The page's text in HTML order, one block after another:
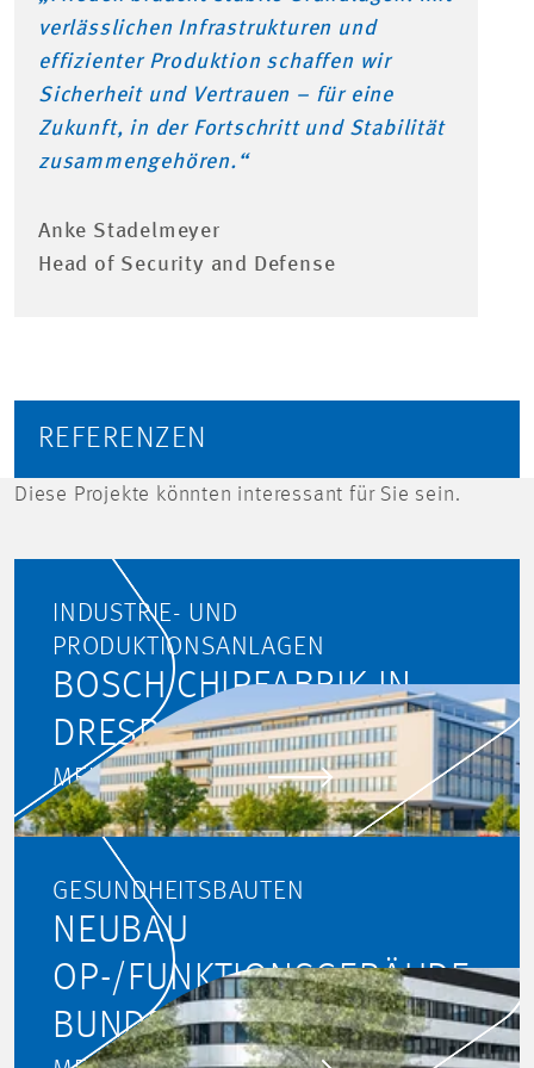
verlässlichen Infrastrukturen und
effizienter Produktion schaffen wir
Sicherheit und Vertrauen – für eine
Zukunft, in der Fortschritt und Stabilität
zusammengehören.“
Anke Stadelmeyer
Head of Security and Defense
REFERENZEN
Diese Projekte könnten interessant für Sie sein.
INDUSTRIE- UND
PRODUKTIONSANLAGEN
BOSCH CHIPFABRIK IN
DRESDEN
MEHR ERFAHREN
GESUNDHEITSBAUTEN
NEUBAU
OP-/FUNKTIONSGEBÄUDE
BUNDESWEHR-